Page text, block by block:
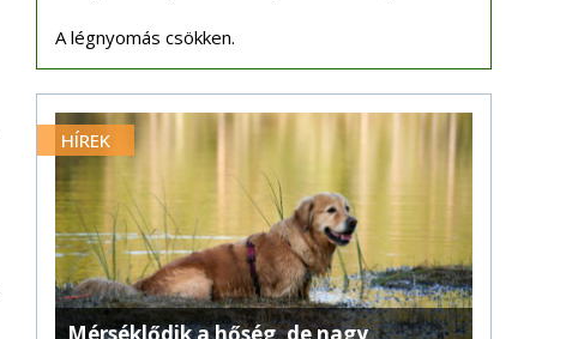
A légnyomás csökken.
HÍREK
Mérséklődik a hőség, de nagy